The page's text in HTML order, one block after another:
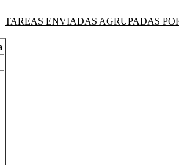
TAREAS ENVIADAS AGRUPADAS